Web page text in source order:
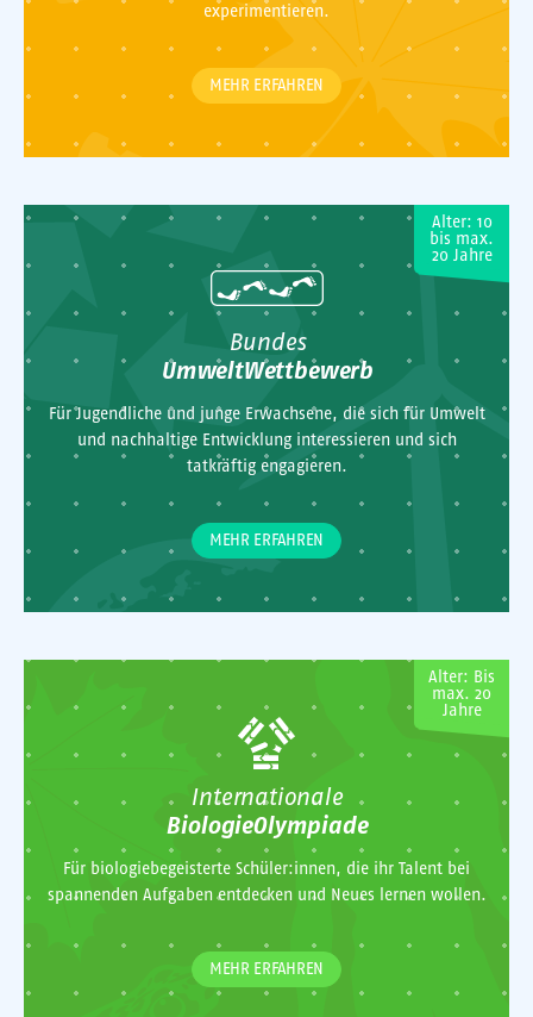
experimentieren.
MEHR ERFAHREN
Alter: 10
bis max.
20 Jahre
Bundes
UmweltWettbewerb
Für Jugendliche und junge Erwachsene, die sich für Umwelt
und nachhaltige Entwicklung interessieren und sich
tatkräftig engagieren.
MEHR ERFAHREN
Alter: Bis
max. 20
Jahre
Internationale
BiologieOlympiade
Für biologiebegeisterte Schüler:innen, die ihr Talent bei
spannenden Aufgaben entdecken und Neues lernen wollen.
MEHR ERFAHREN